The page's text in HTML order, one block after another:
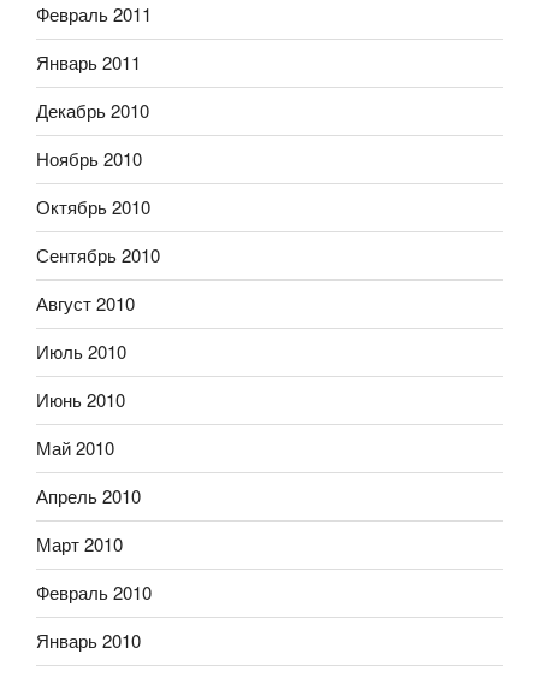
Февраль 2011
Январь 2011
Декабрь 2010
Ноябрь 2010
Октябрь 2010
Сентябрь 2010
Август 2010
Июль 2010
Июнь 2010
Май 2010
Апрель 2010
Март 2010
Февраль 2010
Январь 2010